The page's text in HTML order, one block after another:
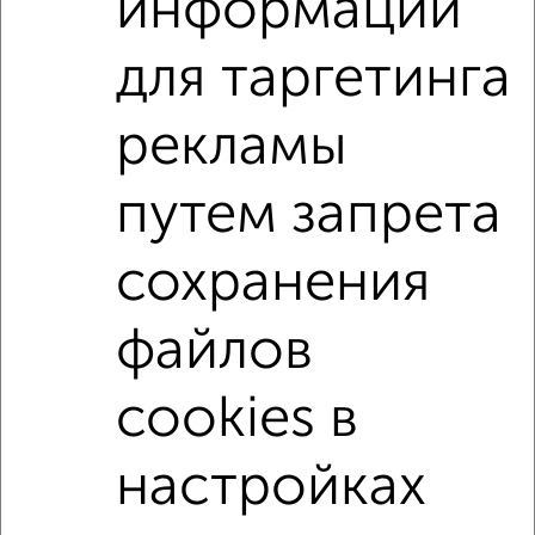
Агентство, 03.08.2026
1-к квартиры
Заводской район
в малоэтажном доме с балконом
с совмещенным санузлом
Цена до 3 000 000 руб. площадью до 40 м²
↑ НАВЕРХ К МЕНЮ
информации
для таргетинга
рекламы
путем запрета
сохранения
файлов
cookies в
настройках